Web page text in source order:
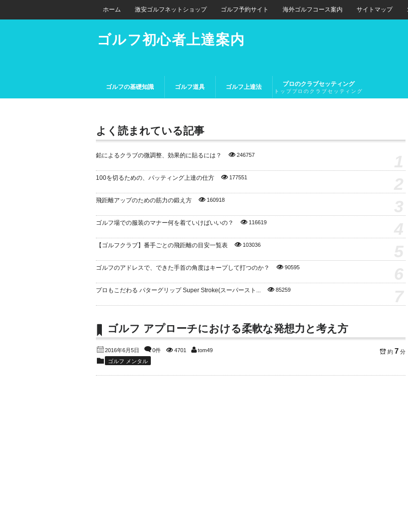
ゴルフ初心者上達案内
よく読まれている記事
鉛によるクラブの微調整、効果的に貼るには？ 246757
100を切るための、パッティング上達の仕方 177551
飛距離アップのための筋力の鍛え方 160918
ゴルフ場での服装のマナー何を着ていけばいいの？ 116619
【ゴルフクラブ】番手ごとの飛距離の目安一覧表 103036
ゴルフのアドレスで、できた手首の角度はキープして打つのか？ 90595
プロもこだわる パターグリップ Super Stroke(スーパースト... 85259
ゴルフ アプローチにおける柔軟な発想力と考え方
2016年6月5日 0件 4701 tom49 約 7 分
ゴルフ メンタル
ホーム 激安ゴルフネットショップ ゴルフ予約サイト 海外ゴルフコース案内 サイトマップ
ゴルフの基礎知識 ゴルフ道具 ゴルフ上達法 プロのクラブセッティング
トッププロのクラブセッティング